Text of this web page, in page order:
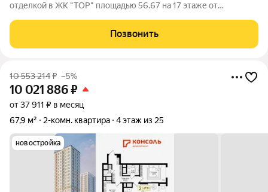
отделкой в ЖК "ТОР" площадью 56.67 на 17 этаже от
присвоен повышенный уровень комфортности комфорт плюс.
Он подразумевает светлые просторные
Позвонить
10 553 214₽ –5%
10 021 886₽
от 37 911 ₽ в месяц
67,9 м²
2-комн. квартира 4 этаж из 25
новостройка